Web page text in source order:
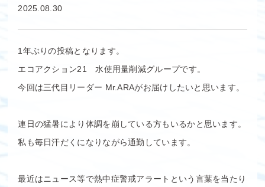
2025.08.30
1年ぶりの投稿となります。
エコアクション21 水使用量削減グループです。
今回は三代目リーダー Mr.ARAがお届けしたいと思います。
連日の猛暑により体調を崩している方もいるかと思います。
私も毎日汗だくになりながら通勤しています。
最近はニュース等で熱中症警戒アラートという言葉を当たり